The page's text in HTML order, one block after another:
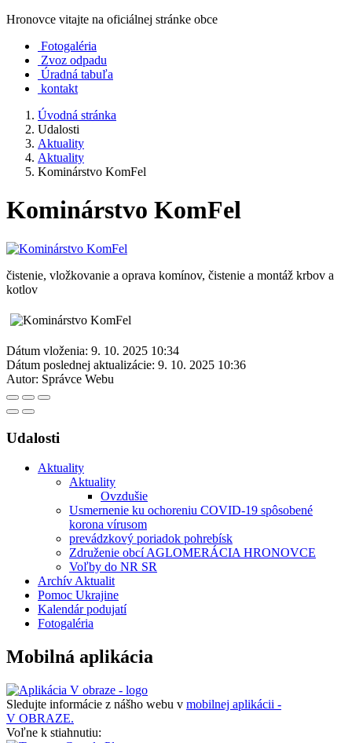
Hronovce vitajte na oficiálnej stránke obce
Fotogaléria
Zvoz odpadu
Úradná tabuľa
kontakt
Úvodná stránka
Udalosti
Aktuality
Aktuality
Kominárstvo KomFel
Kominárstvo KomFel
čistenie, vložkovanie a oprava komínov, čistenie a montáž krbov a
kotlov
Dátum vloženia: 9. 10. 2025 10:34
Dátum poslednej aktualizácie: 9. 10. 2025 10:36
Autor: Správce Webu
Udalosti
Aktuality
Aktuality
Ovzdušie
Usmernenie ku ochoreniu COVID-19 spôsobené
korona vírusom
prevádzkový poriadok pohrebísk
Združenie obcí AGLOMERÁCIA HRONOVCE
Voľby do NR SR
Archív Aktualit
Pomoc Ukrajine
Kalendár podujatí
Fotogaléria
Mobilná aplikácia
Sledujte informácie z nášho webu v mobilnej aplikácii -
V OBRAZE.
Voľne k stiahnutiu: